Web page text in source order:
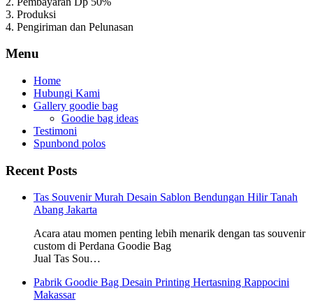
3. Produksi
4. Pengiriman dan Pelunasan
Menu
Home
Hubungi Kami
Gallery goodie bag
Goodie bag ideas
Testimoni
Spunbond polos
Recent Posts
Tas Souvenir Murah Desain Sablon Bendungan Hilir Tanah
Abang Jakarta
Acara atau momen penting lebih menarik dengan tas souvenir
custom di Perdana Goodie Bag
Jual Tas Sou…
Pabrik Goodie Bag Desain Printing Hertasning Rappocini
Makassar